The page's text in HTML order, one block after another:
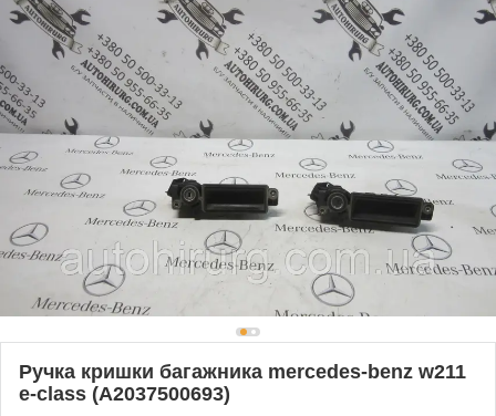
Ручка кришки багажника mercedes-benz w211
e-class (A2037500693)